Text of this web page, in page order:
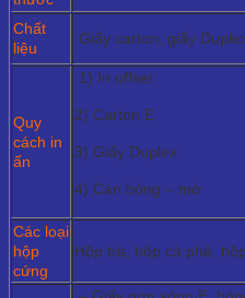
Chất
liệu
Giấy carton, giấy
Quy
cách in
ấn
1) In offset
2) Carton E
3) Giấy Duplex
4) Cán bóng – mờ
Các loại
hộp
cứng
Hộp trà, hộp cà phê,